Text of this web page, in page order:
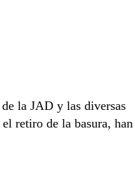
la JAD y las diversas
retiro de la basura, han